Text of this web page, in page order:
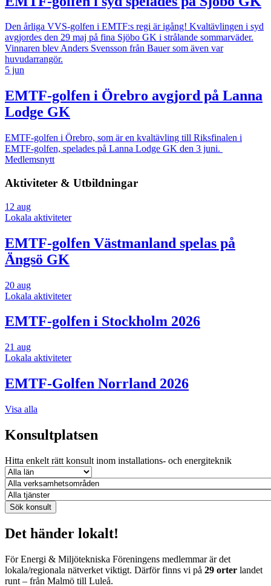
Den årliga VVS-golfen i EMTF:s regi är igång! Kvaltävlingen i syd
avgjordes den 29 maj på fina Sjöbo GK i strålande sommarväder.
Vinnaren blev Anders Svensson från Bauer som även var
huvudarrangör.
5 jun
EMTF-golfen i Örebro avgjord på Lanna
Lodge GK
EMTF-golfen i Örebro, som är en kvaltävling till Riksfinalen i
EMTF-golfen, spelades på Lanna Lodge GK den 3 juni.
Medlemsnytt
Aktiviteter & Utbildningar
12 aug
Lokala aktiviteter
EMTF-golfen Västmanland spelas på
Ängsö GK
20 aug
Lokala aktiviteter
EMTF-golfen i Stockholm 2026
21 aug
Lokala aktiviteter
EMTF-Golfen Norrland 2026
Visa alla
Konsultplatsen
Hitta enkelt rätt konsult inom installations- och energiteknik
Det händer lokalt!
För Energi & Miljötekniska Föreningens medlemmar är det
lokala/regionala nätverket viktigt. Därför finns vi på 29 orter landet
runt – från Malmö till Luleå.